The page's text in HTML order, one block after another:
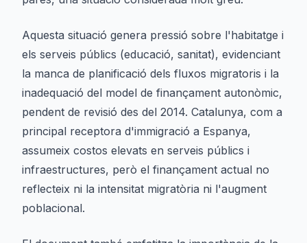
Aquesta situació genera pressió sobre l'habitatge i
els serveis públics (educació, sanitat), evidenciant
la manca de planificació dels fluxos migratoris i la
inadequació del model de finançament autonòmic,
pendent de revisió des del 2014. Catalunya, com a
principal receptora d'immigració a Espanya,
assumeix costos elevats en serveis públics i
infraestructures, però el finançament actual no
reflecteix ni la intensitat migratòria ni l'augment
poblacional.